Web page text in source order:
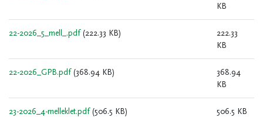
KB
22-2026_5_mell_.pdf (222.33 KB)
222.33
KB
22-2026_GPB.pdf (368.94 KB)
368.94
KB
23-2026_4-melleklet.pdf (506.5 KB) 506.5 KB